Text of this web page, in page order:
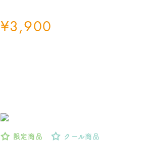
¥3,900
限定商品 クール商品